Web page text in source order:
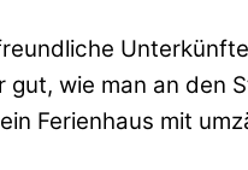
gut, wie man an
Ferienhaus mit